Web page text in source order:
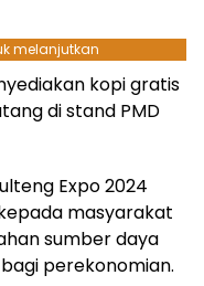
melanjutkan
kopi gratis
di stand PMD
Expo 2024
masyarakat
sumber daya
perekonomian.